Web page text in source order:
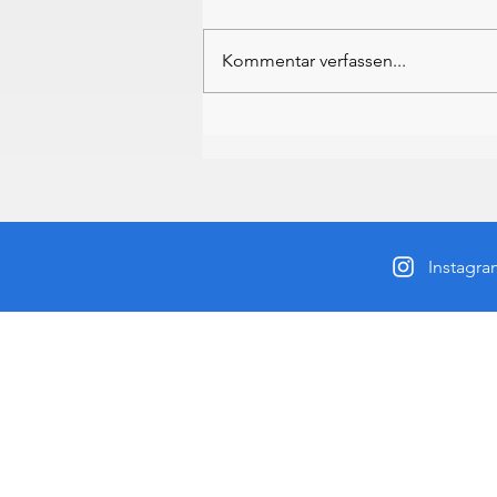
Kommentar verfassen...